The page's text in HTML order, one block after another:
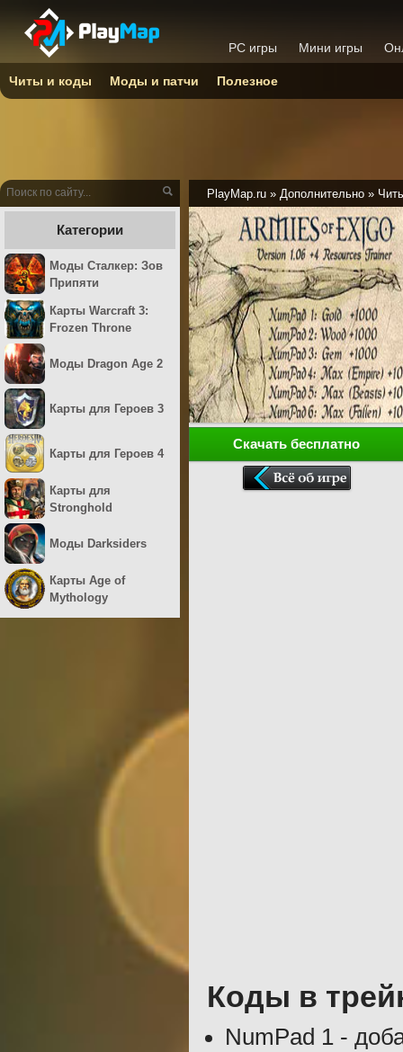
PlayMap.ru » Дополнительно »
Скачать бесплатно
Коды в
NumPad 1 -
Категории
Моды Сталкер: Зов
Припяти
Карты Warcraft 3:
Frozen Throne
Моды Dragon Age 2
Карты для Героев 3
Карты для Героев 4
Карты для
Stronghold
Моды Darksiders
Карты Age of
Mythology
PC игры Мини игры
Читы и коды Моды и патчи Полезное